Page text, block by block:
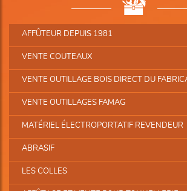
AFFÛTEUR DEPUIS 1981
VENTE COUTEAUX
VENTE OUTILLAGE BOIS DIRECT DU
VENTE OUTILLAGES FAMAG
MATÉRIEL ÉLECTROPORTATIF REVENDEUR
ABRASIF
LES COLLES